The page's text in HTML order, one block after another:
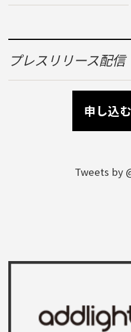
プレスリリース配信
申し込む
Tweets by